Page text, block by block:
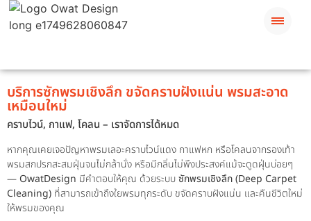
บริการซักพรมเชิงลึก ขจัดคราบฝังแน่น พรมสะอาด
เหมือนใหม่
คราบไวน์, กาแฟ, โคลน – เราจัดการได้หมด
หากคุณเคยเจอปัญหาพรมเลอะคราบไวน์แดง กาแฟหก หรือโคลนจากรองเท้า
พรมสกปรกสะสมฝุ่นจนไม่กล้านั่ง หรือมีกลิ่นไม่พึงประสงค์แม้จะดูดฝุ่นบ่อยๆ
— OwatDesign มีคำตอบให้คุณ ด้วยระบบซักพรมเชิงลึก (Deep Carpet
Cleaning) ที่สามารถเข้าถึงใยพรมทุกระดับ ขจัดคราบฝังแน่น และคืนชีวิตใหม่
ให้พรมของคุณ